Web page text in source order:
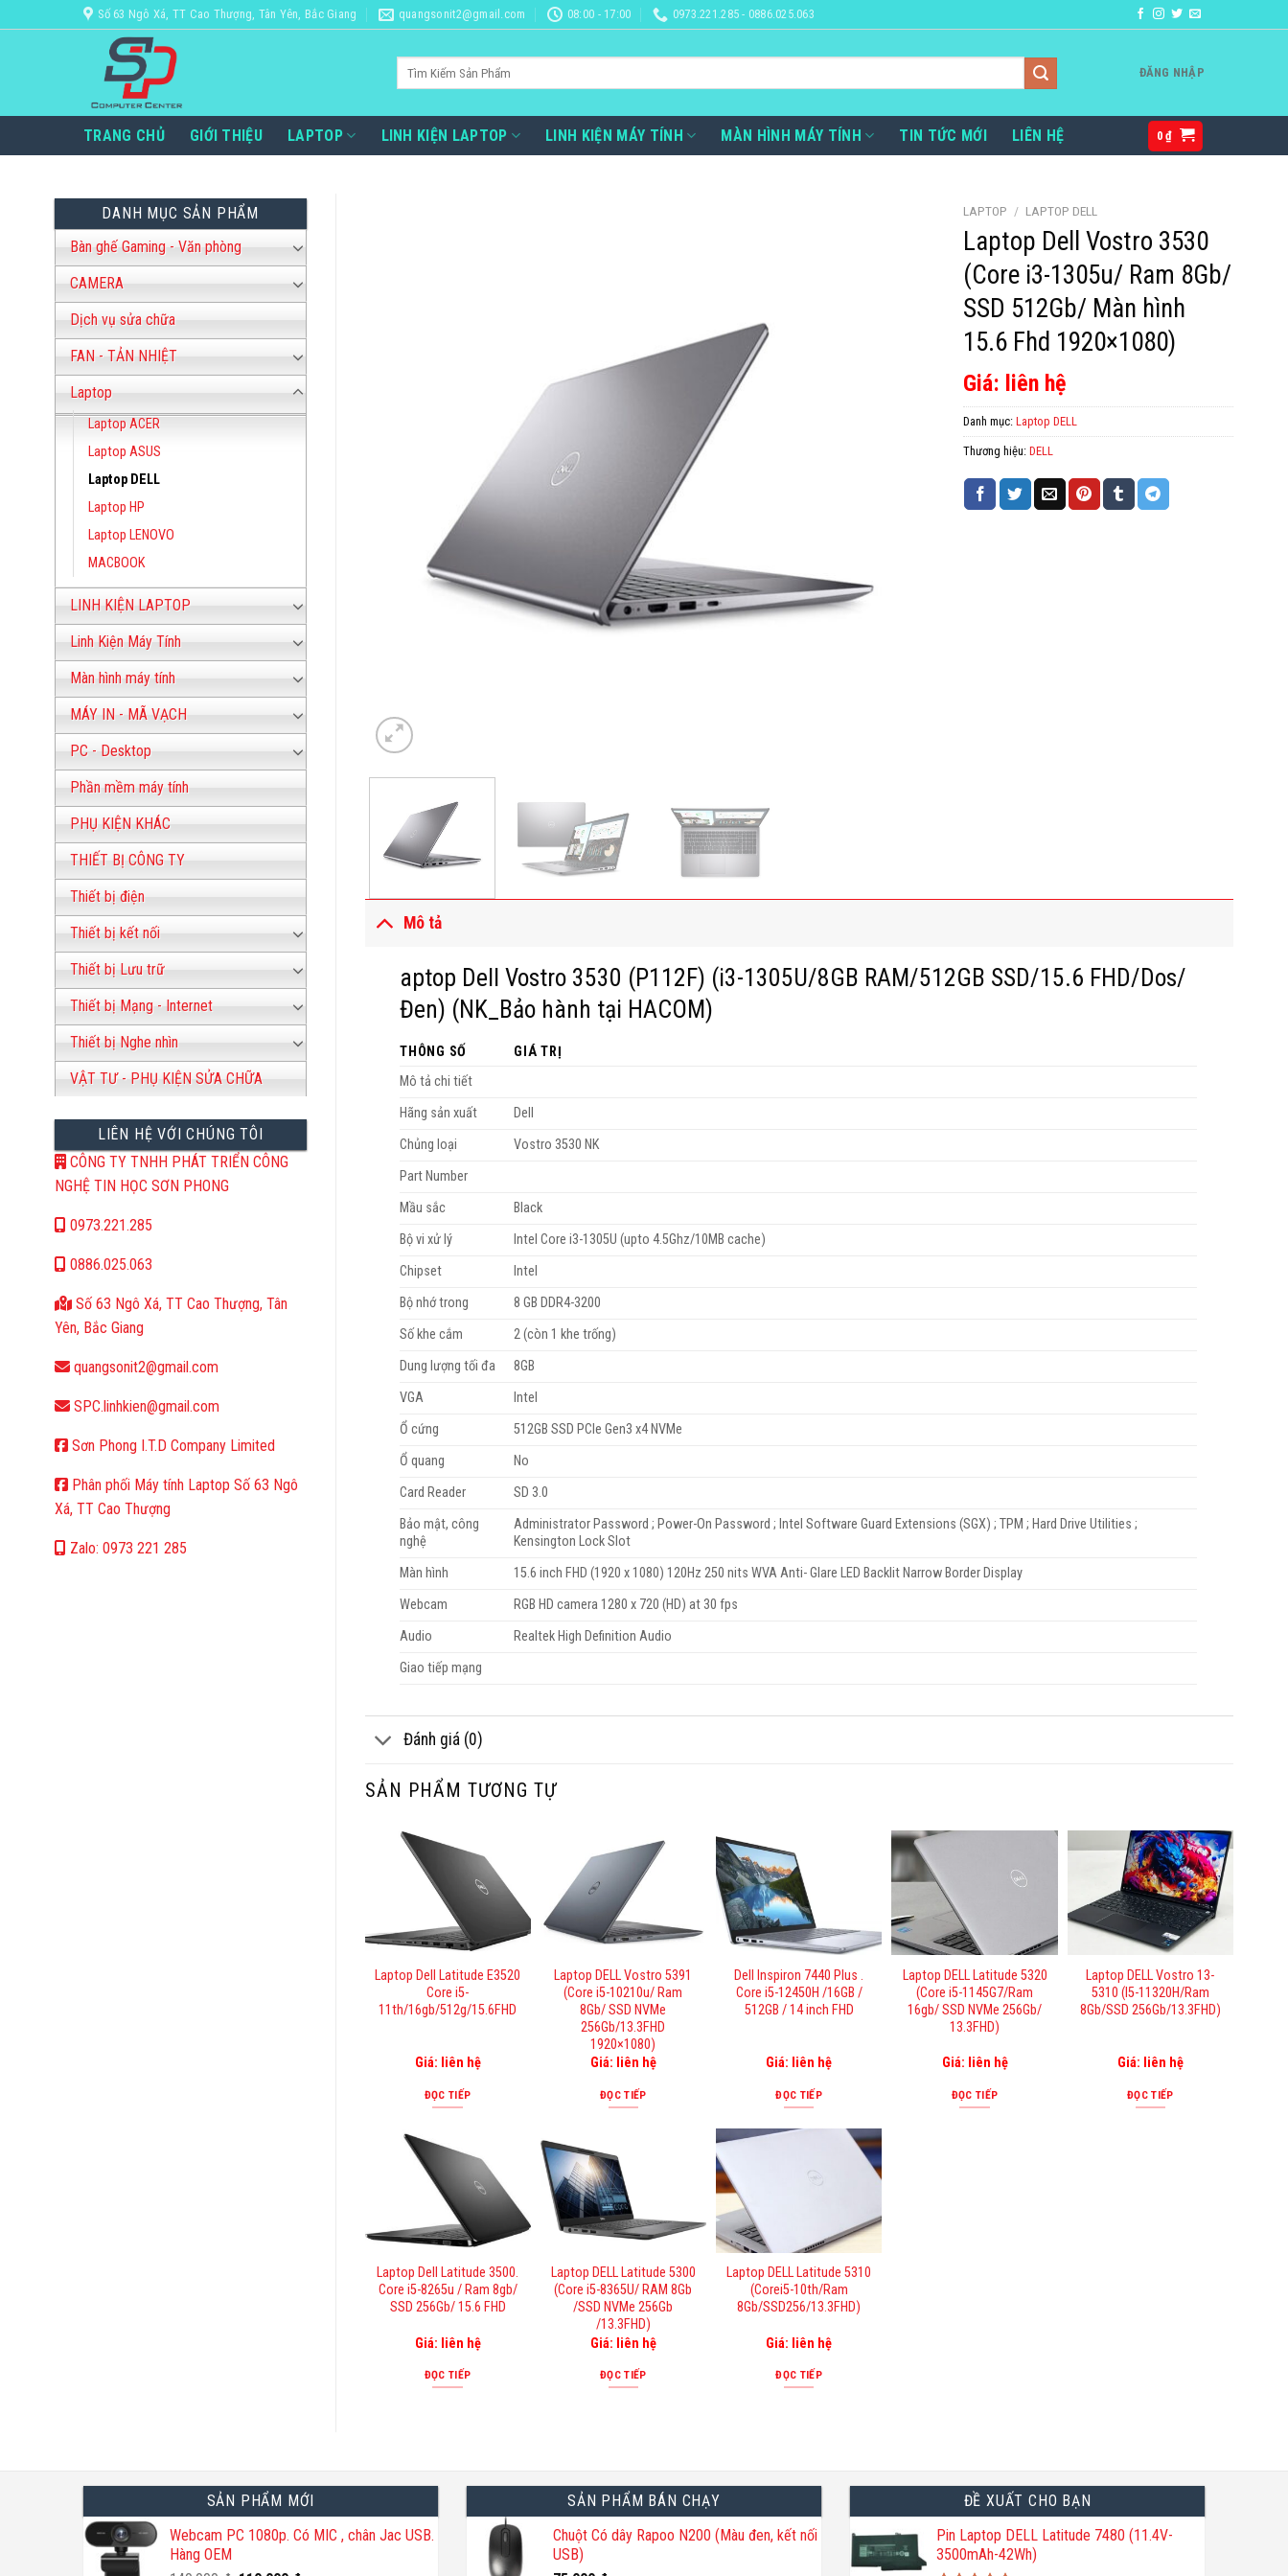
qua
Số 63 Ngô Xá, TT Cao Thượng, Tân Yên, Bắc Giang quangsonit2@gmail.com 08:00 - 17:00 0973.221.285 - 0886.025.063
ĐĂNG NHẬP
TRANG CHỦ GIỚI THIỆU LAPTOP LINH KIỆN LAPTOP LINH KIỆN MÁY TÍNH MÀN HÌNH MÁY TÍNH TIN TỨC MỚI LIÊN HỆ 0₫
DANH MỤC SẢN PHẨM
Bàn ghế Gaming - Văn phòng
CAMERA
Dịch vụ sửa chữa
FAN - TẢN NHIỆT
Laptop
Laptop ACER
Laptop ASUS
Laptop DELL
Laptop HP
Laptop LENOVO
MACBOOK
LINH KIỆN LAPTOP
Linh Kiện Máy Tính
Màn hình máy tính
MÁY IN - MÃ VẠCH
PC - Desktop
Phần mềm máy tính
PHỤ KIỆN KHÁC
THIẾT BỊ CÔNG TY
Thiết bị điện
Thiết bị kết nối
Thiết bị Lưu trữ
Thiết bị Mạng - Internet
Thiết bị Nghe nhìn
VẬT TƯ - PHỤ KIỆN SỬA CHỮA
LIÊN HỆ VỚI CHÚNG TÔI
CÔNG TY TNHH PHÁT TRIỂN CÔNG
NGHỆ TIN HỌC SƠN PHONG
0973.221.285
0886.025.063
Số 63 Ngô Xá, TT Cao Thượng, Tân
Yên, Bắc Giang
quangsonit2@gmail.com
SPC.linhkien@gmail.com
Sơn Phong I.T.D Company Limited
Phân phối Máy tính Laptop Số 63 Ngô
Xá, TT Cao Thượng
Zalo: 0973 221 285
LAPTOP / LAPTOP DELL
Laptop Dell Vostro 3530
(Core i3-1305u/ Ram 8Gb/
SSD 512Gb/ Màn hình
15.6 Fhd 1920×1080)
Giá: liên hệ
Danh mục: Laptop DELL
Thương hiệu: DELL
Mô tả
aptop Dell Vostro 3530 (P112F) (i3-1305U/8GB RAM/512GB SSD/15.6 FHD/Dos/
Đen) (NK_Bảo hành tại HACOM)
THÔNG SỐ
GIÁ TRỊ
Mô tả chi tiết
Hãng sản xuất
Dell
Chủng loại
Vostro 3530 NK
Part Number
Mầu sắc
Black
Bộ vi xử lý
Intel Core i3-1305U (upto 4.5Ghz/10MB cache)
Chipset
Intel
Bộ nhớ trong
8 GB DDR4-3200
Số khe cắm
2 (còn 1 khe trống)
Dung lượng tối đa
8GB
VGA
Intel
Ổ cứng
512GB SSD PCIe Gen3 x4 NVMe
Ổ quang
No
Card Reader
SD 3.0
Bảo mật, công
nghệ
Administrator Password ; Power-On Password ; Intel Software Guard Extensions (SGX) ; TPM ; Hard Drive Utilities ;
Kensington Lock Slot
Màn hình
15.6 inch FHD (1920 x 1080) 120Hz 250 nits WVA Anti- Glare LED Backlit Narrow Border Display
Webcam
RGB HD camera 1280 x 720 (HD) at 30 fps
Audio
Realtek High Definition Audio
Giao tiếp mạng
Đánh giá (0)
SẢN PHẨM TƯƠNG TỰ
Laptop Dell Latitude E3520
Core i5-
11th/16gb/512g/15.6FHD
Giá: liên hệ
ĐỌC TIẾP
Laptop DELL Vostro 5391
(Core i5-10210u/ Ram
8Gb/ SSD NVMe
256Gb/13.3FHD
1920×1080)
Giá: liên hệ
ĐỌC TIẾP
Dell Inspiron 7440 Plus .
Core i5-12450H /16GB /
512GB / 14 inch FHD
Giá: liên hệ
ĐỌC TIẾP
Laptop DELL Latitude 5320
(Core i5-1145G7/Ram
16gb/ SSD NVMe 256Gb/
13.3FHD)
Giá: liên hệ
ĐỌC TIẾP
Laptop DELL Vostro 13-
5310 (I5-11320H/Ram
8Gb/SSD 256Gb/13.3FHD)
Giá: liên hệ
ĐỌC TIẾP
Laptop Dell Latitude 3500.
Core i5-8265u / Ram 8gb/
SSD 256Gb/ 15.6 FHD
Giá: liên hệ
ĐỌC TIẾP
Laptop DELL Latitude 5300
(Core i5-8365U/ RAM 8Gb
/SSD NVMe 256Gb
/13.3FHD)
Giá: liên hệ
ĐỌC TIẾP
Laptop DELL Latitude 5310
(Corei5-10th/Ram
8Gb/SSD256/13.3FHD)
Giá: liên hệ
ĐỌC TIẾP
SẢN PHẨM MỚI
Webcam PC 1080p. Có MIC , chân Jac USB.
Hàng OEM
SẢN PHẨM BÁN CHẠY
Chuột Có dây Rapoo N200 (Màu đen, kết nối
USB)
ĐỀ XUẤT CHO BẠN
Pin Laptop DELL Latitude 7480 (11.4V-
3500mAh-42Wh)